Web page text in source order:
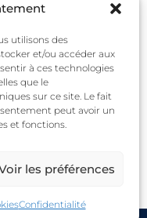
utilisons des
et/ou accéder aux
à ces technologies
que le
sur ce site. Le fait
peut avoir un
et fonctions.
les préférences
Confidentialité